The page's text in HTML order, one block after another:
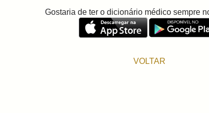
Gostaria de ter o dicionário médico sempre
VOLTAR